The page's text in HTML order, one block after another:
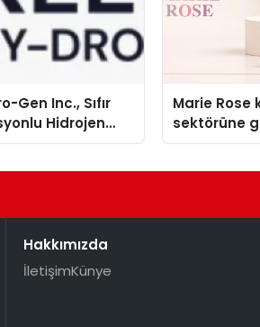
Gen Inc., Sıfır
Hidrojen
ISO ve
Marie Rose
sektörüne
Hakkımızda
İletişimKünye